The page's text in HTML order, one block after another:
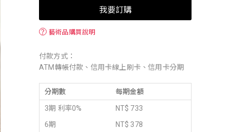
我要訂購
？ 藝術品購買說明
付款方式：
ATM轉帳付款、信用卡線上刷卡、信用卡分期
分期數 每期金額
3期 利率0%
NT$ 733
6期
NT$ 378